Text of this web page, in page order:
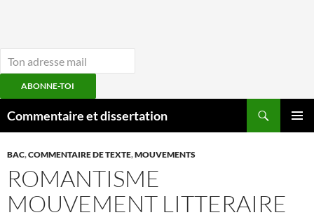
ABONNE-TOI
auCommentaire et dissertation
BAC,COMMENTAIRE DE TEXTE,MOUVEMENTS
ROMANTISME
MOUVEMENT LITTERAIRE